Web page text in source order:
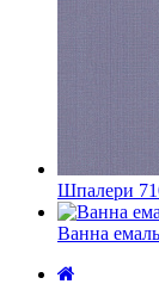
Шпалери
Ванна